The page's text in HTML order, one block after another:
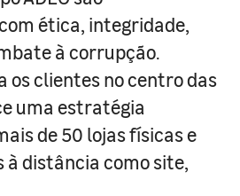
ética, integridade,
à corrupção.
os clientes no centro das
uma estratégia
de 50 lojas físicas e
à distância como site,